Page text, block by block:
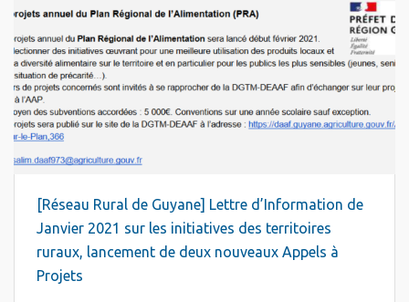
[Réseau Rural de Guyane] Lettre d’Information de
Janvier 2021 sur les initiatives des territoires
ruraux, lancement de deux nouveaux Appels à
Projets